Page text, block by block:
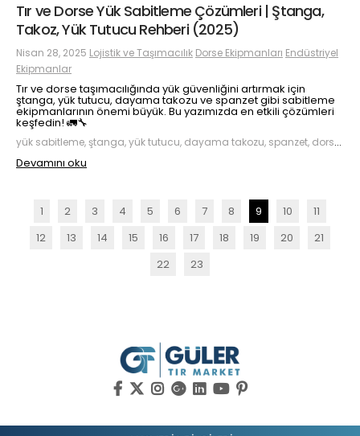
Tır ve Dorse Yük Sabitleme Çözümleri | Ştanga,
Takoz, Yük Tutucu Rehberi (2025)
Nisan 28, 2025 Lojistik ve Taşımacılık Dorse Ekipmanları Endüstriyel
Ekipmanlar
Tır ve dorse taşımacılığında yük güvenliğini artırmak için
ştanga, yük tutucu, dayama takozu ve spanzet gibi sabitleme
ekipmanlarının önemi büyük. Bu yazımızda en etkili çözümleri
keşfedin! 🚛🔧
yük sabitleme, ştanga, yük tutucu, dayama takozu, spanzet, dorse ekipmanları, lojistik güvenlik
Devamını oku
1 2 3 4 5 6 7 8 9 10
11
12
13 14 15 16 17 18 19 20
21
22
23